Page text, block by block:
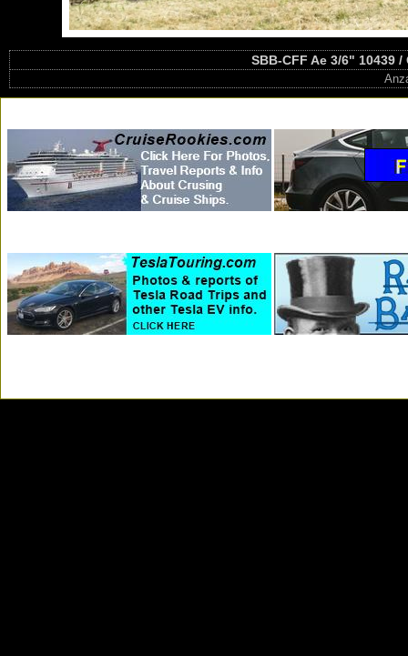
SBB-CFF Ae 3/6" 10439 /